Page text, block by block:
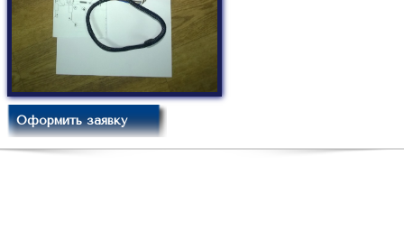
Оформить заявку